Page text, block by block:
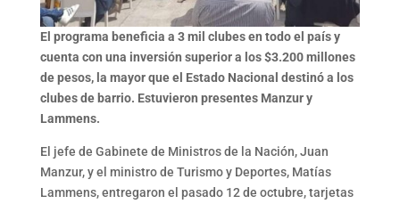
El programa beneficia a 3 mil clubes en todo el país y
cuenta con una inversión superior a los $3.200 millones
de pesos, la mayor que el Estado Nacional destinó a los
clubes de barrio. Estuvieron presentes Manzur y
Lammens.
El jefe de Gabinete de Ministros de la Nación, Juan
Manzur, y el ministro de Turismo y Deportes, Matías
Lammens, entregaron el pasado 12 de octubre, tarjetas